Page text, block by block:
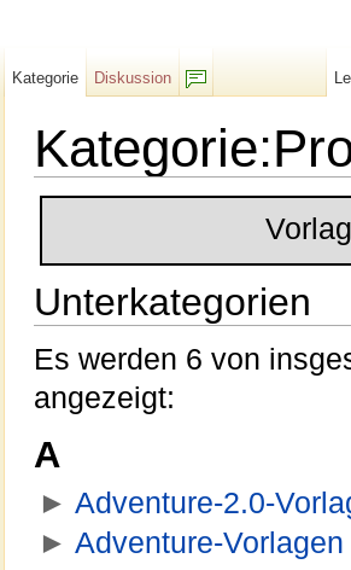
Unterkategorien
Es werden 6 von
angezeigt:
A
►Adventure-2.0-
►Adventure-Vorlagen
Kategorie
Diskussion